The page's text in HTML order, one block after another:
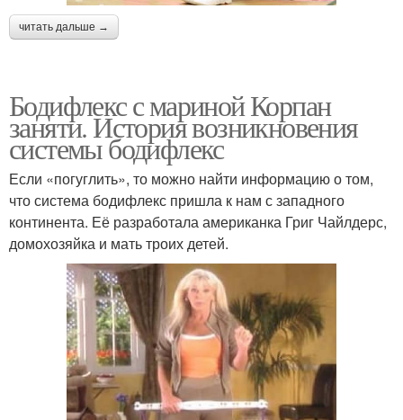
читать дальше →
Бодифлекс с мариной Корпан
заняти. История возникновения
системы бодифлекс
Если «погуглить», то можно найти информацию о том,
что система бодифлекс пришла к нам с западного
континента. Её разработала американка Григ Чайлдерс,
домохозяйка и мать троих детей.